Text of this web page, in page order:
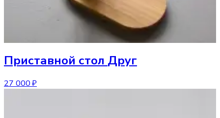
Приставной стол Друг
27 000 ₽